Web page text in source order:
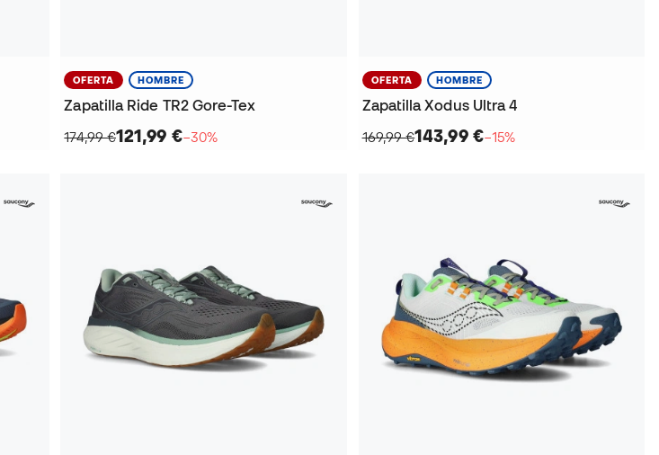
OFERTA HOMBRE
Zapatilla Ride TR2 Gore-Tex
174,99 €121,99 €−30%
OFERTA HOMBRE
Zapatilla Xodus Ultra 4
169,99 €143,99 €−15%